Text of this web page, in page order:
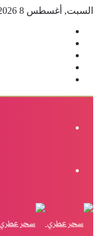
السبت, أغسطس 8 2026